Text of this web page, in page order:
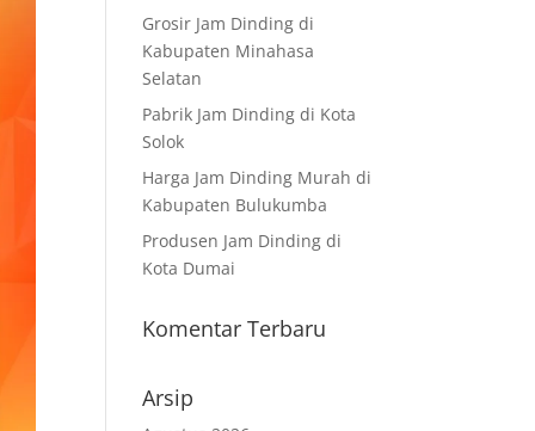
Grosir Jam Dinding di
Kabupaten Minahasa
Selatan
Pabrik Jam Dinding di Kota
Solok
Harga Jam Dinding Murah di
Kabupaten Bulukumba
Produsen Jam Dinding di
Kota Dumai
Komentar Terbaru
Arsip